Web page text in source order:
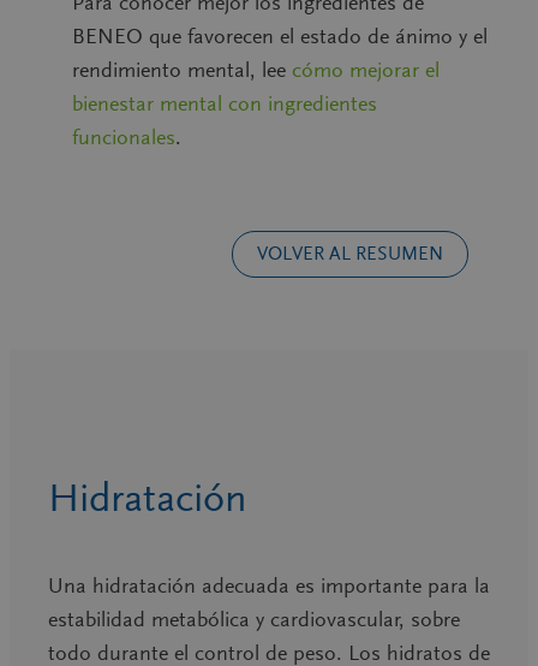
BENEO que favorecen el estado de ánimo y el
rendimiento mental, lee cómo mejorar el
bienestar mental con ingredientes
funcionales.
VOLVER AL RESUMEN
Hidratación
Una hidratación adecuada es importante para la
estabilidad metabólica y cardiovascular, sobre
todo durante el control de peso. Los hidratos de